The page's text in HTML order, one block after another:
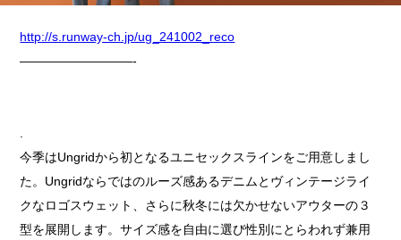
http://s.runway-ch.jp/ug_241002_reco
—————————-
今季はUngridから初となるユニセックスラインをご用意しまし
た。Ungridならではのルーズ感あるデニムとヴィンテージライ
クなロゴスウェット、さらに秋冬には欠かせないアウターの３
型を展開します。サイズ感を自由に選び性別にとらわれず兼用